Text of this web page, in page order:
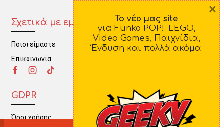
Σχετικά με εμάς
Ποιοι είμαστε
Επικοινωνία
Πληροφορίες
Τρόποι Πληρωμής
GDPR
Όροι χρήσης
Το νέο μας site
για Funko POP!, LEGO,
Video Games, Παιχνίδια,
Ένδυση και πολλά ακόμα
×